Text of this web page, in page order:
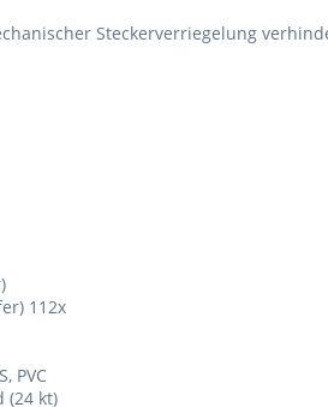
Steckerverriegelung
112x
PVC
(24 kt)